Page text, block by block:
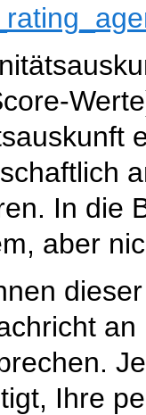
In die
aber
Ihre